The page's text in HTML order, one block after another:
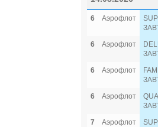
6 Аэрофлот
6
Аэрофлот
6
Аэрофлот
6
Аэрофлот
7
Аэрофлот